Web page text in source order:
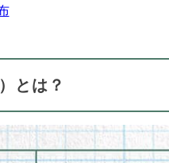
とは？